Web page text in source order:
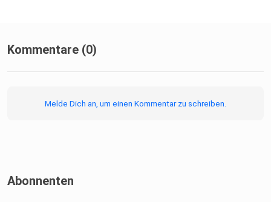
Kommentare (0)
Melde Dich an, um einen Kommentar zu schreiben.
Abonnenten